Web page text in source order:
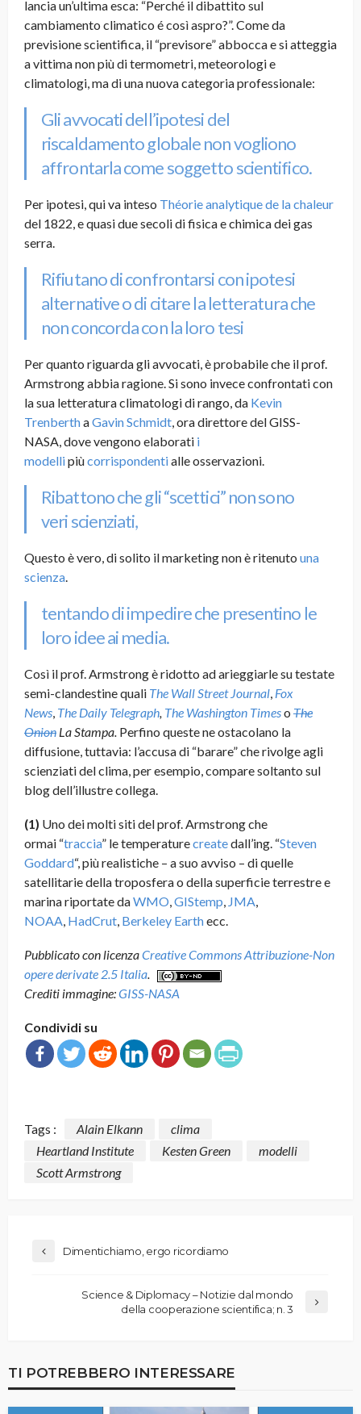
lancia un’ultima esca: “Perché il dibattito sul
cambiamento climatico é così aspro?”. Come da
previsione scientifica, il “previsore” abbocca e si atteggia
a vittima non più di termometri, meteorologi e
climatologi, ma di una nuova categoria professionale:
Gli avvocati dell’ipotesi del
riscaldamento globale non vogliono
affrontarla come soggetto scientifico.
Per ipotesi, qui va inteso Théorie analytique de la chaleur
del 1822, e quasi due secoli di fisica e chimica dei gas
serra.
Rifiutano di confrontarsi con ipotesi
alternative o di citare la letteratura che
non concorda con la loro tesi
Per quanto riguarda gli avvocati, è probabile che il prof.
Armstrong abbia ragione. Si sono invece confrontati con
la sua letteratura climatologi di rango, da Kevin
TrenberthaGavin Schmidt, ora direttore del GISS-
NASA, dove vengono elaborati i
modellipiùcorrispondentialle osservazioni.
Ribattono che gli “scettici” non sono
veri scienziati,
Questo è vero, di solito il marketing non è ritenuto una
scienza.
tentando di impedire che presentino le
loro idee ai media.
Così il prof. Armstrong è ridotto ad arieggiarle su testate
semi-clandestine quali The Wall Street Journal, Fox
News, The Daily Telegraph, The Washington Timeso The
Onion La Stampa. Perfino questene ostacolano la
diffusione, tuttavia: l’accusa di “barare” che rivolge agli
scienziati del clima, per esempio, compare soltanto sul
blog dell’illustre collega.
(1) Uno dei molti siti del prof. Armstrong che
ormai “traccia” le temperaturecreatedall’ing. “Steven
Goddard“, più realistiche – a suo avviso – di quelle
satellitarie della troposfera o della superficie terrestre e
marina riportate daWMO,GIStemp, JMA,
NOAA, HadCrut, Berkeley Earthecc.
Pubblicato con licenzaCreative Commons Attribuzione-Non
opere derivate 2.5 Italia.
Crediti immagine:GISS-NASA
Condividi su
Tags : Alain Elkann
clima
Heartland Institute
Kesten Green
modelli
Scott Armstrong
Dimentichiamo, ergo ricordiamo
Science & Diplomacy – Notizie dal mondo
della cooperazione scientifica; n. 3
TI POTREBBERO INTERESSARE